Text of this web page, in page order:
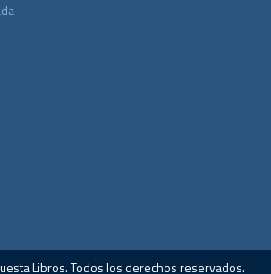
Libros. Todos los derechos reservados.